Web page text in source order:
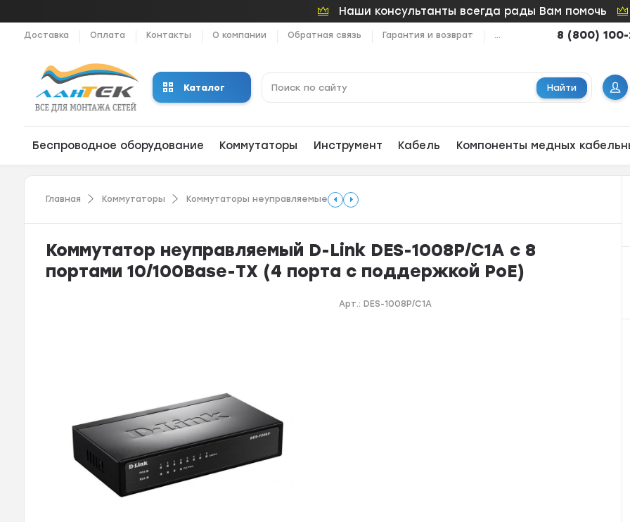
Наши консультанты всегда рады Вам помочь
Доставка Оплата Контакты О компании Обратная связь Гарантия и возврат ... 8 (800)
Каталог Найти
Беспроводное оборудование Коммутаторы Инструмент Кабель Компоненты медных
Главная Коммутаторы Коммутаторы неуправляемые
Коммутатор неуправляемый D-Link DES-1008P/C1A с 8
портами 10/100Base-TX (4 порта с поддержкой PoE)
Арт.: DES-1008P/C1A